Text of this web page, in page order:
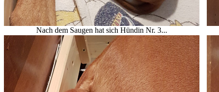
Nach dem Saugen hat sich Hündin Nr. 3...